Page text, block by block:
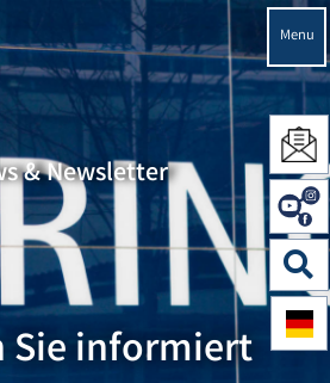
Menu
& Newsletter
Sie informiert